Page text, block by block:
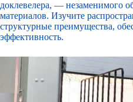
доклевелера, — незаменимого
материалов. Изучите
структурные преимущества,
эффективность.